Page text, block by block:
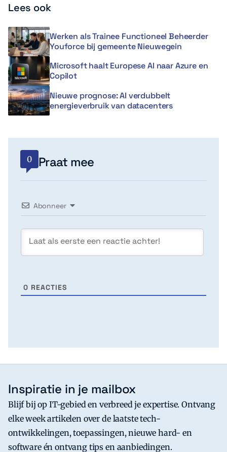
Lees ook
Werken als Trainee Functioneel Beheerder
Youforce bij gemeente Nieuwegein
Microsoft haalt Europese AI naar Azure en
Copilot
Nieuwe prognose: AI verdubbelt
energieverbruik van datacenters
0 Praat mee
Abonneer
0 REACTIES
Inspiratie in je mailbox
Blijf bij op IT-gebied en verbreed je expertise. Ontvang
elke week artikelen over de laatste tech-
ontwikkelingen, toepassingen, nieuwe hard- en
software én ontvang tips en aanbiedingen.